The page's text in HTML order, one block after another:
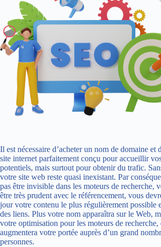
Il est nécessaire d’acheter un nom de domaine et
site internet parfaitement conçu pour accueillir
potentiels, mais surtout pour obtenir du trafic.
votre site web reste quasi inexistant. Par
pas être invisible dans les moteurs de recherche,
être très prudent avec le référencement, vous
jour votre contenu le plus régulièrement possible
des liens. Plus votre nom apparaîtra sur le Web,
votre optimisation pour les moteurs de recherche,
augmentera votre portée auprès d’un grand
personnes.